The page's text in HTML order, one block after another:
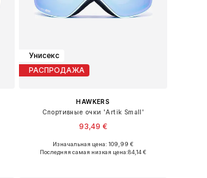
Унисекс
РАСПРОДАЖА
HAWKERS
Спортивные очки 'Artik Small'
93,49 €
Доступные размеры: Onesize
Изначальная цена: 109,99 €
Последняя самая низкая цена:84,14 €